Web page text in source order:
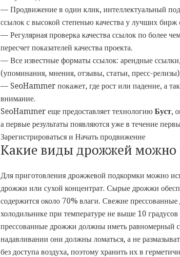
— Продвижение в один клик, интеллектуальный
ссылок с высокой степенью качества у лучших бирж
— Регулярная проверка качества ссылок по более
пересчет показателей качества проекта.
— Все известные форматы ссылок: арендные
(упоминания, мнения, отзывы, статьи, пресс-
— SeoHammer покажет, где рост или падение, а
внимание.
SeoHammer еще предоставляет технологиюБуст,
а первые результаты появляются уже в течение
Зарегистрироваться и Начать продвижение
Какие виды дрожжей можно
Для приготовления дрожжевой подкормки можно
дрожжи или сухой концентрат. Сырые дрожжи
содержится около 70% влаги. Свежие
холодильнике при температуре не выше 10
прессованные дрожжи должны иметь равномерный
надавливании они должны ломаться, а не
без доступа воздуха, поэтому хранить их в